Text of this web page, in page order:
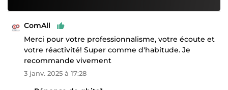
ComAll
Merci pour votre professionnalisme, votre écoute et
votre réactivité! Super comme d'habitude. Je
recommande vivement
3 janv. 2025 à 17:28